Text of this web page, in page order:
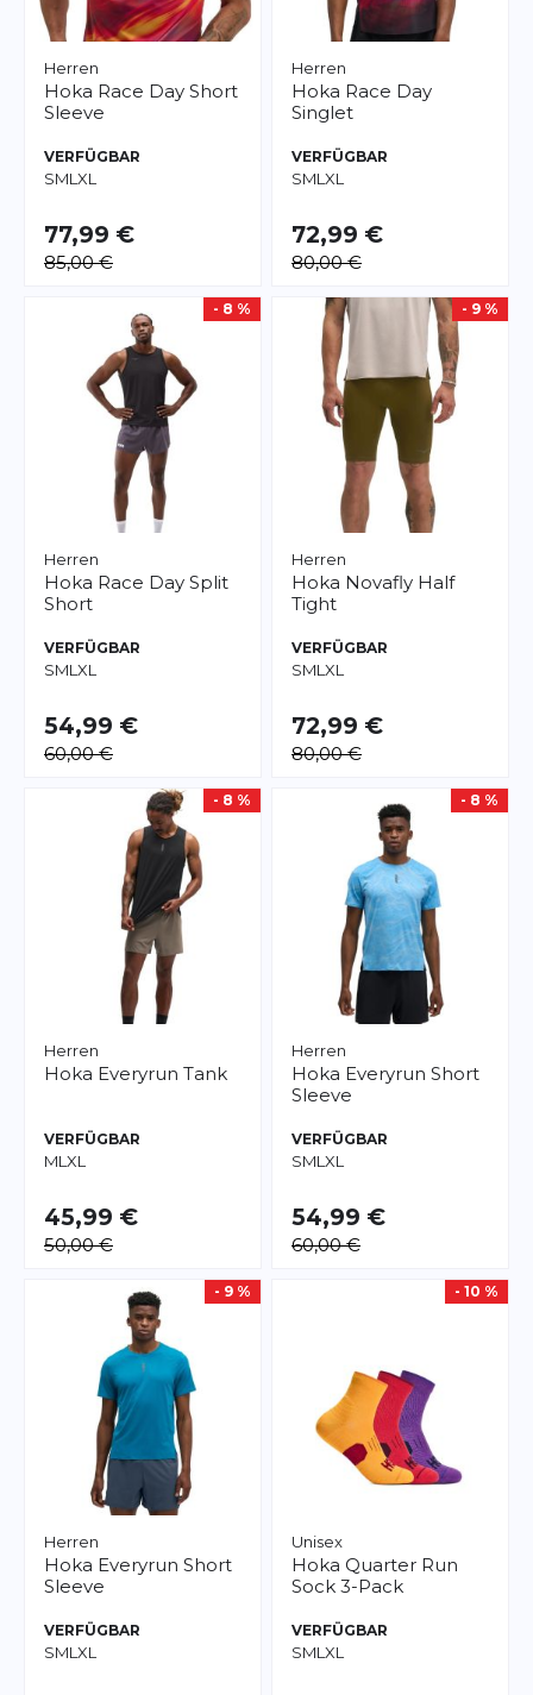
Herren
Hoka Race Day Short
Sleeve
VERFÜGBAR
SML XL
77,99 €
85,00 €
Herren
Hoka Race Day
Singlet
VERFÜGBAR
SML XL
72,99 €
80,00 €
- 8 %
Herren
Hoka Race Day Split
Short
VERFÜGBAR
SML XL
54,99 €
60,00 €
- 9 %
Herren
Hoka Novafly Half
Tight
VERFÜGBAR
SML XL
72,99 €
80,00 €
- 8 %
Herren
Hoka Everyrun Tank
VERFÜGBAR
ML XL
45,99 €
50,00 €
- 8 %
Herren
Hoka Everyrun Short
Sleeve
VERFÜGBAR
SML XL
54,99 €
60,00 €
- 9 %
Herren
Hoka Everyrun Short
Sleeve
VERFÜGBAR
SML XL
- 10 %
Unisex
Hoka Quarter Run
Sock 3-Pack
VERFÜGBAR
SML XL